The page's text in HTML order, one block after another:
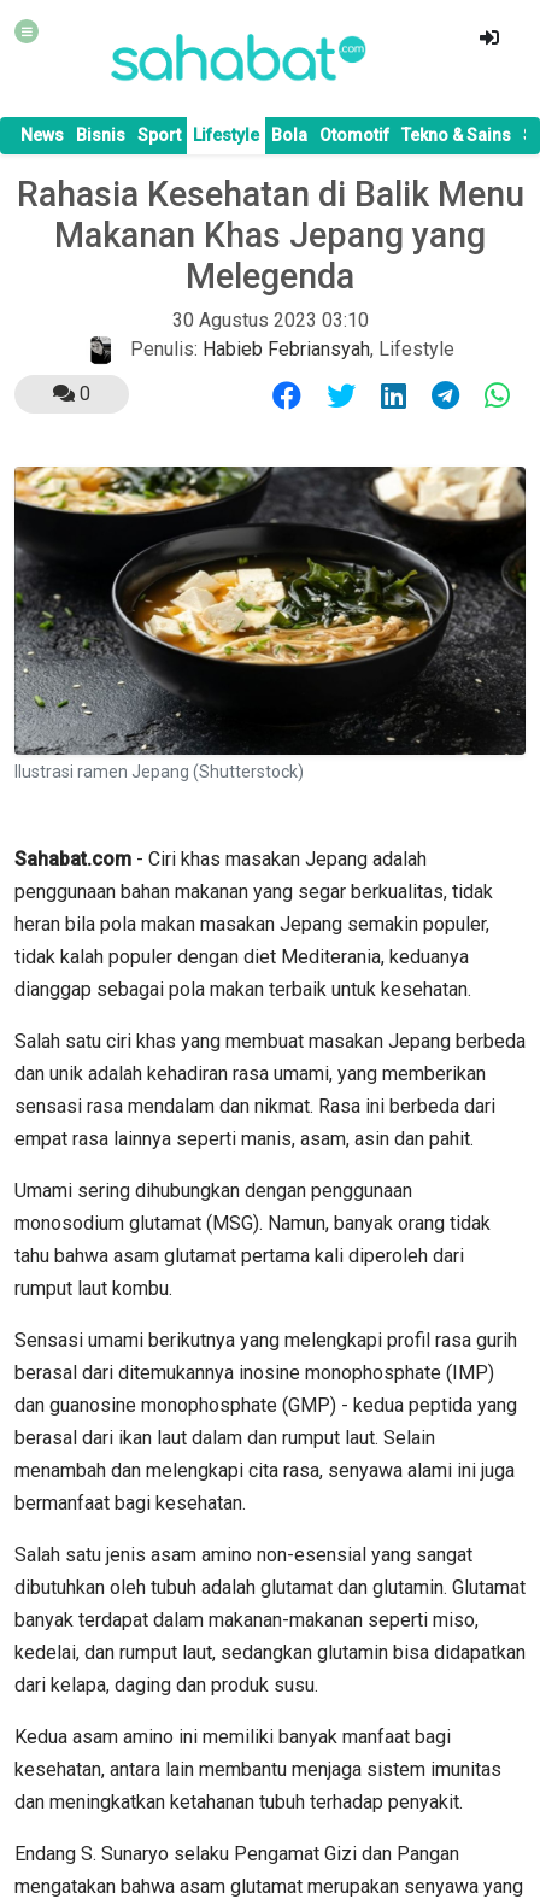
News Bisnis Sport Lifestyle Bola Otomotif Tekno & Sains
Rahasia Kesehatan di Balik Menu
Makanan Khas Jepang yang
Melegenda
30 Agustus 2023 03:10
Penulis: Habieb Febriansyah, Lifestyle
0
Ilustrasi ramen Jepang (Shutterstock)
Sahabat.com - Ciri khas masakan Jepang adalah
penggunaan bahan makanan yang segar berkualitas, tidak
heran bila pola makan masakan Jepang semakin populer,
tidak kalah populer dengan diet Mediterania, keduanya
dianggap sebagai pola makan terbaik untuk kesehatan.
Salah satu ciri khas yang membuat masakan Jepang berbeda
dan unik adalah kehadiran rasa umami, yang memberikan
sensasi rasa mendalam dan nikmat. Rasa ini berbeda dari
empat rasa lainnya seperti manis, asam, asin dan pahit.
Umami sering dihubungkan dengan penggunaan
monosodium glutamat (MSG). Namun, banyak orang tidak
tahu bahwa asam glutamat pertama kali diperoleh dari
rumput laut kombu.
Sensasi umami berikutnya yang melengkapi profil rasa gurih
berasal dari ditemukannya inosine monophosphate (IMP)
dan guanosine monophosphate (GMP) - kedua peptida yang
berasal dari ikan laut dalam dan rumput laut. Selain
menambah dan melengkapi cita rasa, senyawa alami ini juga
bermanfaat bagi kesehatan.
Salah satu jenis asam amino non-esensial yang sangat
dibutuhkan oleh tubuh adalah glutamat dan glutamin. Glutamat
banyak terdapat dalam makanan-makanan seperti miso,
kedelai, dan rumput laut, sedangkan glutamin bisa didapatkan
dari kelapa, daging dan produk susu.
Kedua asam amino ini memiliki banyak manfaat bagi
kesehatan, antara lain membantu menjaga sistem imunitas
dan meningkatkan ketahanan tubuh terhadap penyakit.
Endang S. Sunaryo selaku Pengamat Gizi dan Pangan
mengatakan bahwa asam glutamat merupakan senyawa yang